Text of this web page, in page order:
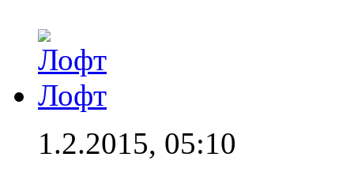
Лофт
1.2.2015, 05:10